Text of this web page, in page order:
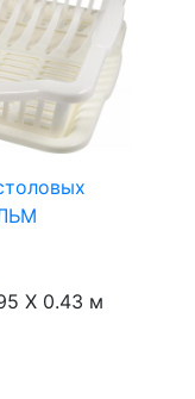
X 0.43 м